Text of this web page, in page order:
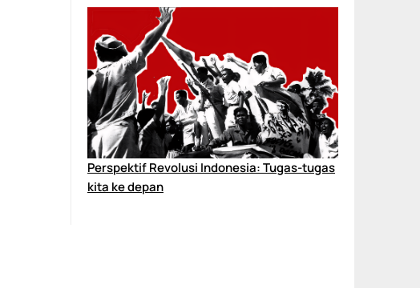
Perspektif Revolusi Indonesia: Tugas-tugas
kita ke depan